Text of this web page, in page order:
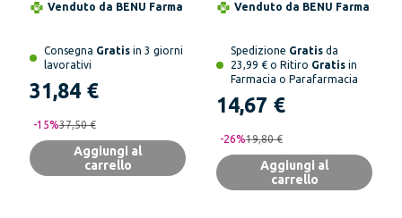
Venduto da BENU Farma
Consegna Gratis in 3 giorni
lavorativi
31,84 €
-15%37,50 €
Aggiungi al
carrello
Venduto da BENU Farma
Spedizione Gratis da
23,99 € o Ritiro Gratis in
Farmacia o Parafarmacia
14,67 €
-26%19,80 €
Aggiungi al
carrello